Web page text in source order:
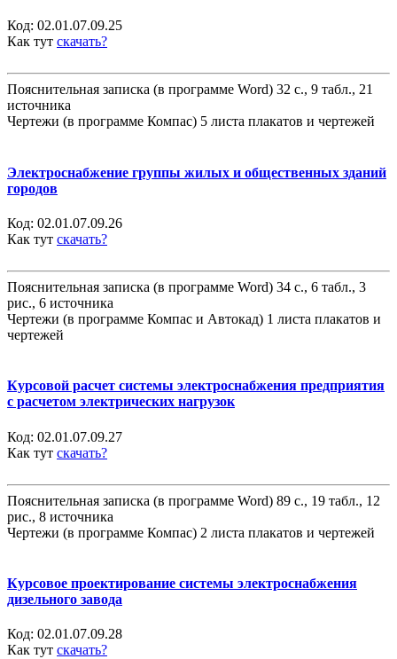
Код: 02.01.07.09.25
Как тут скачать?
Пояснительная записка (в программе Word) 32 с., 9 табл., 21
источника
Чертежи (в программе Компас) 5 листа плакатов и чертежей
Электроснабжение группы жилых и общественных зданий
городов
Код: 02.01.07.09.26
Как тут скачать?
Пояснительная записка (в программе Word) 34 с., 6 табл., 3
рис., 6 источника
Чертежи (в программе Компас и Автокад) 1 листа плакатов и
чертежей
Курсовой расчет системы электроснабжения предприятия
с расчетом электрических нагрузок
Код: 02.01.07.09.27
Как тут скачать?
Пояснительная записка (в программе Word) 89 с., 19 табл., 12
рис., 8 источника
Чертежи (в программе Компас) 2 листа плакатов и чертежей
Курсовое проектирование системы электроснабжения
дизельного завода
Код: 02.01.07.09.28
Как тут скачать?